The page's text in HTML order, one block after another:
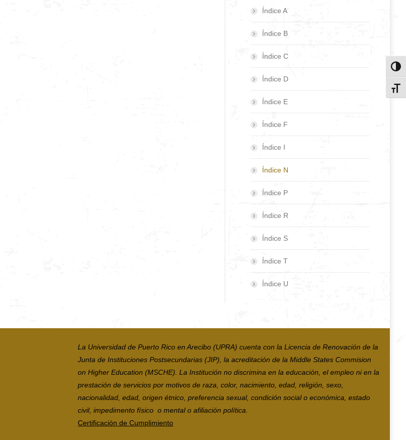
Índice A
Índice B
Índice C
Índice D
Índice E
Índice F
Índice I
Índice N
Índice P
Índice R
Índice S
Índice T
Índice U
La Universidad de Puerto Rico en Arecibo (UPRA) cuenta con la Licencia de Renovación de la
Junta de Instituciones Postsecundarias (JIP), la acreditación de la Middle States Commision
on Higher Education (MSCHE). La Institución no discrimina en la educación, el empleo ni en la
prestación de servicios por motivos de raza, color, nacimiento, edad, religión, sexo,
nacionalidad, edad, origen étnico, preferencia sexual, condición social o económica, estado
civil, impedimento físico o mental o afiliación política.
Certificación de Cumplimiento